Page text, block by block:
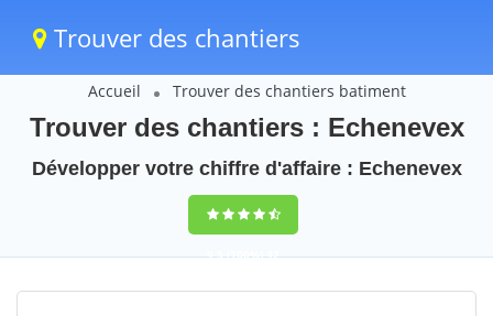
Trouver des chantiers
Accueil Trouver des chantiers batiment
Trouver des chantiers : Echenevex
Développer votre chiffre d'affaire : Echenevex
9,5(100%)42
votes